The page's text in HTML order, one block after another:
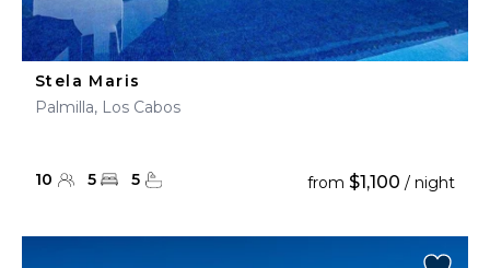
Stela Maris
Palmilla, Los Cabos
10 5 5 from $1,100 / night